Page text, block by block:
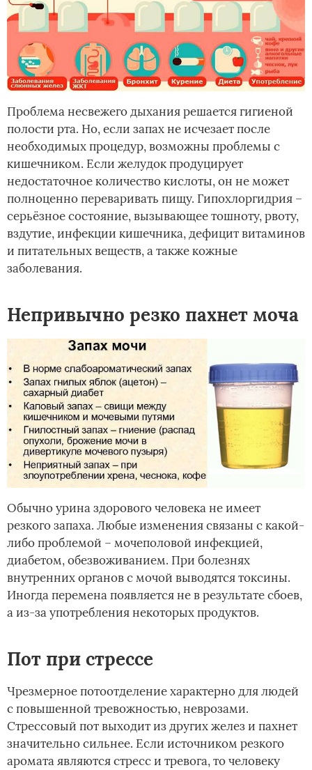
Проблема несвежего дыхания решается гигиеной
полости рта. Но, если запах не исчезает после
необходимых процедур, возможны проблемы с
кишечником. Если желудок продуцирует
недостаточное количество кислоты, он не может
полноценно переваривать пищу. Гипохлоргидрия –
серьёзное состояние, вызывающее тошноту, рвоту,
вздутие, инфекции кишечника, дефицит витаминов
и питательных веществ, а также кожные
заболевания.
Непривычно резко пахнет моча
Обычно урина здорового человека не имеет
резкого запаха. Любые изменения связаны с какой-
либо проблемой – мочеполовой инфекцией,
диабетом, обезвоживанием. При болезнях
внутренних органов с мочой выводятся токсины.
Иногда перемена появляется не в результате сбоев,
а из-за употребления некоторых продуктов.
Пот при стрессе
Чрезмерное потоотделение характерно для людей
с повышенной тревожностью, неврозами.
Стрессовый пот выходит из других желез и пахнет
значительно сильнее. Если источником резкого
аромата являются стресс и тревога, то человеку